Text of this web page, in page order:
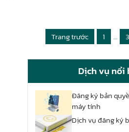
Trang trước 1 … 3
Dịch vụ nổi
Đăng ký bản
máy tính
Dịch vụ đăng ký